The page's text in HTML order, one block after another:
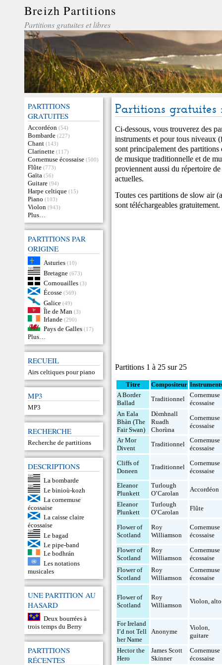
Breizh Partitions
Partitions gratuites et libres
PARTITIONS
GRATUITES
Accordéon (54)
Bombarde (227)
Chant (143)
Clarinette (117)
Cornemuse écossaise (500)
Flûte (773)
Gaïta (56)
Guitare (94)
Harpe celtique (15)
Piano (103)
Violon (943)
Plus…
PARTITIONS PAR
ORIGINE
Asturies (10)
Bretagne (673)
Cornouailles (3)
Écosse (569)
Galice (49)
Île de Man (3)
Irlande (290)
Pays de Galles (17)
Plus…
RECUEIL
Airs celtiques pour piano
MP3
MP3
RECHERCHE
Recherche de partitions
DESCRIPTIONS
La bombarde
Le binioù-kozh
La cornemuse
écossaise
La caisse claire
écossaise
Le bagad
Le pipe-band
Le bodhrán
Les notations
musicales
UNE PARTITION AU
HASARD
Deux bourrées à
trois temps du Berry
PARTITIONS
RÉCENTES
Partitions
Ci-dessous, vous trouverez des
instruments et pour tous niveaux
sont principalement des
de musique traditionnelle et de
proviennent aussi du répertoire
actuelles.
Toutes ces partitions de slow air
sont téléchargeables gratuitement.
Partitions 1 à 25 sur 25
Titre Compositeur
A Border
Ballad
Traditionnel
Cornemuse
écossaise
An Eala
Bhàn (The
Fair Swan)
Dòmhnall
Ruadh
Chorùna
Cornemuse
écossaise
Ar Mor
Divent
Traditionnel
Cornemuse
écossaise
Cliffs of
Doneen
Traditionnel
Cornemuse
écossaise
Eleanor
Plunkett
Turlough
O’Carolan
Accordéon
Eleanor
Plunkett
Turlough
O’Carolan
Flûte
Flower of
Scotland
Roy
Williamson
Cornemuse
écossaise
Flower of
Scotland
Roy
Williamson
Cornemuse
écossaise
Flower of
Scotland
Roy
Williamson
Cornemuse
écossaise
Flower of
Scotland
Roy
Williamson
Violon,alto
For Ireland
I’d not Tell
her Name
Anonyme
Violon,
guitare
Hector the
Hero
James Scott
Skinner
Cornemuse
écossaise